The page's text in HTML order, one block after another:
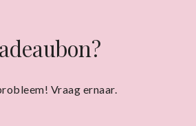
Vraag ernaar.